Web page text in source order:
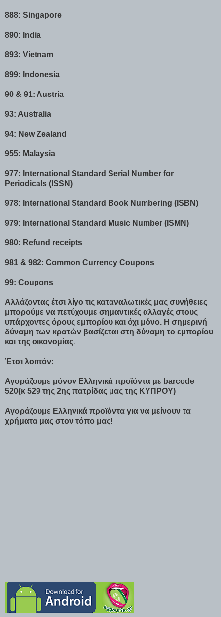
888: Singapore
890: India
893: Vietnam
899: Indonesia
90 & 91: Austria
93: Australia
94: New Zealand
955: Malaysia
977: International Standard Serial Number for
Periodicals (ISSN)
978: International Standard Book Numbering (ISBN)
979: International Standard Music Number (ISMN)
980: Refund receipts
981 & 982: Common Currency Coupons
99: Coupons
Αλλάζοντας έτσι λίγο τις καταναλωτικές μας συνήθειες
μπορούμε να πετύχουμε σημαντικές αλλαγές στους
υπάρχοντες όρους εμπορίου και όχι μόνο. Η σημερινή
δύναμη των κρατών βασίζεται στη δύναμη το εμπορίου
και της οικονομίας.
Έτσι λοιπόν:
Αγοράζουμε μόνον Ελληνικά προϊόντα με barcode
520(κ 529 της 2ης πατρίδας μας της ΚΥΠΡΟΥ)
Αγοράζουμε Ελληνικά προϊόντα για να μείνουν τα
χρήματα μας στον τόπο μας!